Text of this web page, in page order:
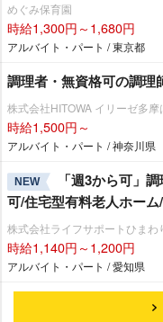
めぐみ保育園
時給1,300円～1,680円
アルバイト・パート / 東京都
調理者・無資格可の調理
株式会社HITOWA イリーゼ多
時給1,500円～
アルバイト・パート / 神奈川県
NEW
「週3から可」
可/住宅型有料老人ホー
株式会社ライフサポートひまわ
時給1,140円～1,200円
アルバイト・パート / 愛知県